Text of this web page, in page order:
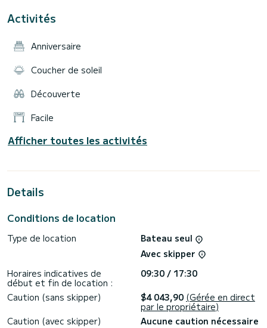
également possible de louer le bateau avec une bouée
d'informations. À très bientôt sur les pontons de Port La
Activités
Anniversaire
Coucher de soleil
Découverte
Facile
Afficher toutes les activités
Details
Conditions de location
Type de location
Bateau seul
Avec skipper
Horaires indicatives de
début et fin de location :
09:30 / 17:30
Caution (sans skipper)
$4 043,90 (Gérée en direct
par le propriétaire)
Caution (avec skipper)
Aucune caution nécessaire